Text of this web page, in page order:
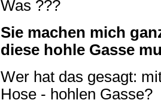
Was ???
Sie machen mich
diese hohle Gasse
Wer hat das gesagt:
Hose - hohlen Gasse?